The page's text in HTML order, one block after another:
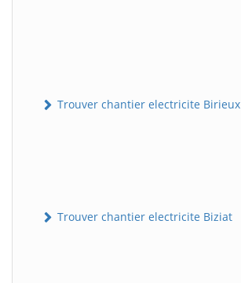
Trouver chantier electricite Birieux
Trouver chantier electricite Biziat